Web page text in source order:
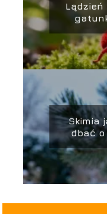
Lądzień
Skimia
dbać o